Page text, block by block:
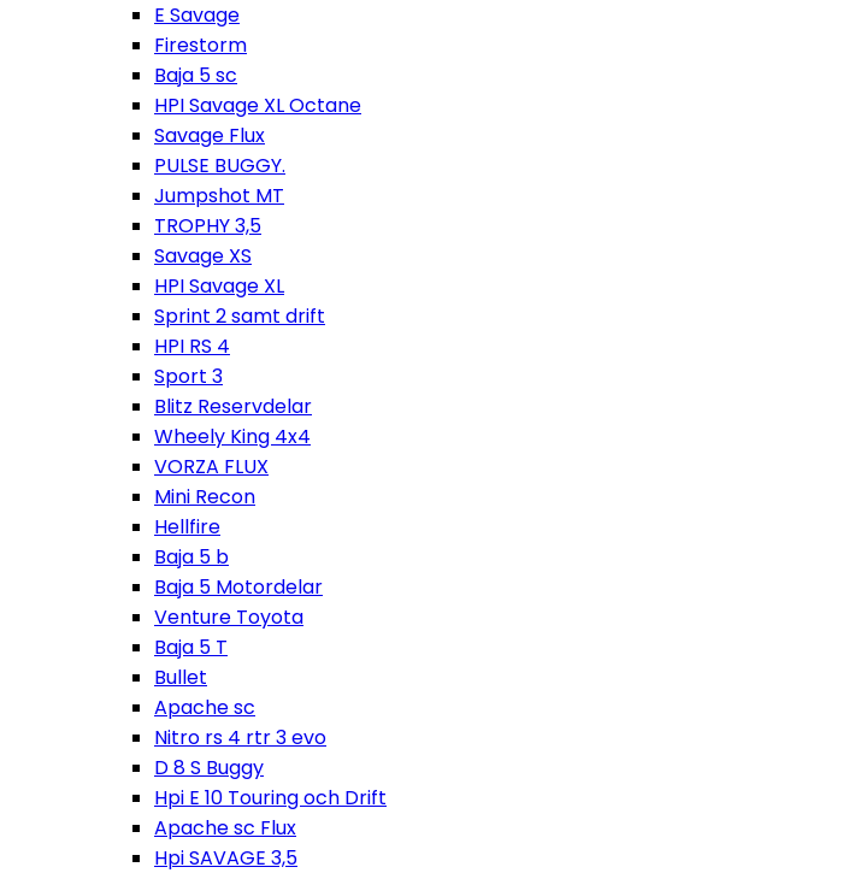
E Savage
Firestorm
Baja 5 sc
HPI Savage XL Octane
Savage Flux
PULSE BUGGY.
Jumpshot MT
TROPHY 3,5
Savage XS
HPI Savage XL
Sprint 2 samt drift
HPI RS 4
Sport 3
Blitz Reservdelar
Wheely King 4x4
VORZA FLUX
Mini Recon
Hellfire
Baja 5 b
Baja 5 Motordelar
Venture Toyota
Baja 5 T
Bullet
Apache sc
Nitro rs 4 rtr 3 evo
D 8 S Buggy
Hpi E 10 Touring och Drift
Apache sc Flux
Hpi SAVAGE 3,5